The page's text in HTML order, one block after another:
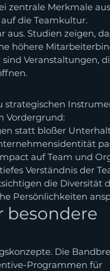
zentrale Merkmale
die Teamkultur.
Studien zeigen,
höhere
Veranstaltungen,
strategischen
Vordergrund:
statt bloßer
auf Team und
Verständnis der
die Diversität
Persönlichkeiten
besondere
Die
Programmen für